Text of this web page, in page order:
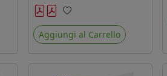
diretta. Ideale per la
realizzazione di stendardi e
bandiere, grazie al passaggio
dell'inchiostro su entrambi i
Preferiti
Aggiungi al Carrello